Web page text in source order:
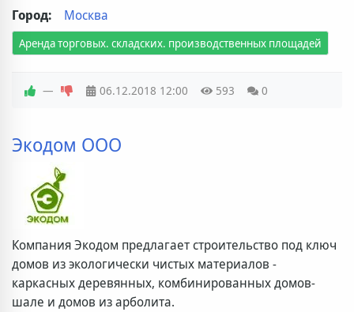
Город:
Москва
Аренда торговых. складских. производственных площадей
— 06.12.2018 12:00 593 0
Экодом ООО
Компания Экодом предлагает строительство под ключ
домов из экологически чистых материалов -
каркасных деревянных, комбинированных домов-
шале и домов из арболита.